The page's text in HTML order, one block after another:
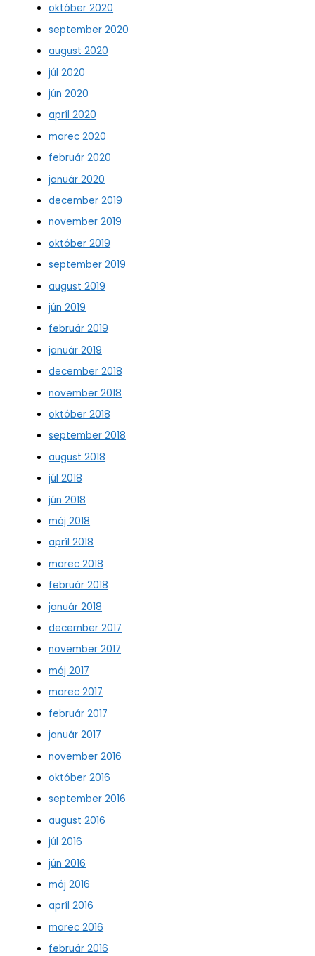
október 2020
september 2020
august 2020
júl 2020
jún 2020
apríl 2020
marec 2020
február 2020
január 2020
december 2019
november 2019
október 2019
september 2019
august 2019
jún 2019
február 2019
január 2019
december 2018
november 2018
október 2018
september 2018
august 2018
júl 2018
jún 2018
máj 2018
apríl 2018
marec 2018
február 2018
január 2018
december 2017
november 2017
máj 2017
marec 2017
február 2017
január 2017
november 2016
október 2016
september 2016
august 2016
júl 2016
jún 2016
máj 2016
apríl 2016
marec 2016
február 2016